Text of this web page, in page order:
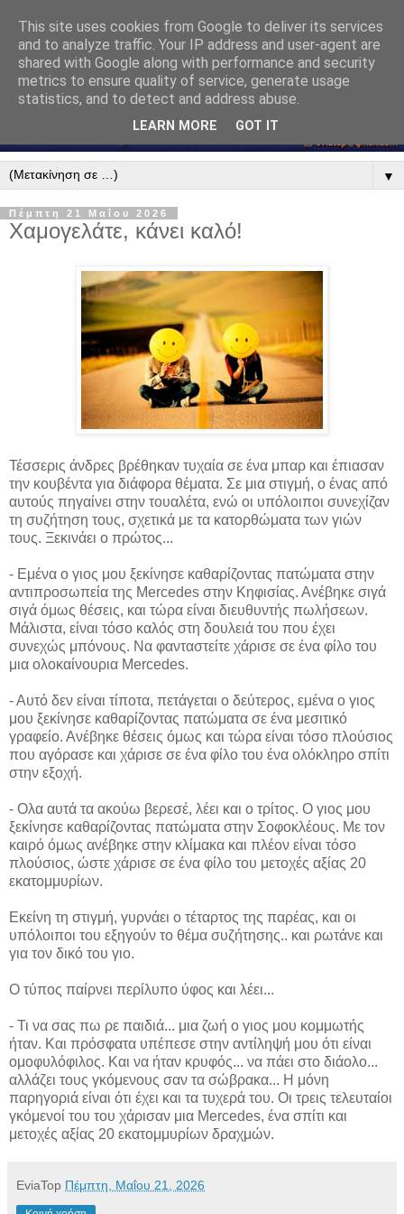
▼
Πέμπτη 21 Μαΐου 2026
Χαμογελάτε, κάνει καλό!
Τέσσερις άνδρες βρέθηκαν τυχαία σε ένα μπαρ και έπιασαν
την κουβέντα για διάφορα θέματα. Σε μια στιγμή, ο ένας από
αυτούς πηγαίνει στην τουαλέτα, ενώ οι υπόλοιποι συνεχίζαν
τη συζήτηση τους, σχετικά με τα κατορθώματα των γιών
τους. Ξεκινάει ο πρώτος...
- Εμένα ο γιος μου ξεκίνησε καθαρίζοντας πατώματα στην
αντιπροσωπεία της Mercedes στην Κηφισίας. Ανέβηκε σιγά
σιγά όμως θέσεις, και τώρα είναι διευθυντής πωλήσεων.
Μάλιστα, είναι τόσο καλός στη δουλειά του που έχει
συνεχώς μπόνους. Να φανταστείτε χάρισε σε ένα φίλο του
μια ολοκαίνουρια Mercedes.
- Αυτό δεν είναι τίποτα, πετάγεται ο δεύτερος, εμένα ο γιος
μου ξεκίνησε καθαρίζοντας πατώματα σε ένα μεσιτικό
γραφείο. Ανέβηκε θέσεις όμως και τώρα είναι τόσο πλούσιος
που αγόρασε και χάρισε σε ένα φίλο του ένα ολόκληρο σπίτι
στην εξοχή.
- Ολα αυτά τα ακούω βερεσέ, λέει και ο τρίτος. Ο γιος μου
ξεκίνησε καθαρίζοντας πατώματα στην Σοφοκλέους. Με τον
καιρό όμως ανέβηκε στην κλίμακα και πλέον είναι τόσο
πλούσιος, ώστε χάρισε σε ένα φίλο του μετοχές αξίας 20
εκατομμυρίων.
Εκείνη τη στιγμή, γυρνάει ο τέταρτος της παρέας, και οι
υπόλοιποι του εξηγούν το θέμα συζήτησης.. και ρωτάνε και
για τον δικό του γιο.
Ο τύπος παίρνει περίλυπο ύφος και λέει...
- Τι να σας πω ρε παιδιά... μια ζωή ο γιος μου κομμωτής
ήταν. Και πρόσφατα υπέπεσε στην αντίληψή μου ότι είναι
ομοφυλόφιλος. Και να ήταν κρυφός... να πάει στο διάολο...
αλλάζει τους γκόμενους σαν τα σώβρακα... Η μόνη
παρηγοριά είναι ότι έχει και τα τυχερά του. Οι τρεις τελευταίοι
γκόμενοί του του χάρισαν μια Mercedes, ένα σπίτι και
μετοχές αξίας 20 εκατομμυρίων δραχμών.
EviaTop Πέμπτη, Μαΐου 21, 2026
This site uses cookies from Google to deliver its services
and to analyze traffic. Your IP address and user-agent are
shared with Google along with performance and security
metrics to ensure quality of service, generate usage
statistics, and to detect and address abuse.
LEARN MORE GOT IT